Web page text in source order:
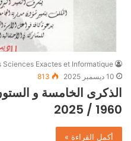
Sciences Exactes et Informatique
10 ديسمبر 2025
813
1960 / 2025
أكمل القراءة »